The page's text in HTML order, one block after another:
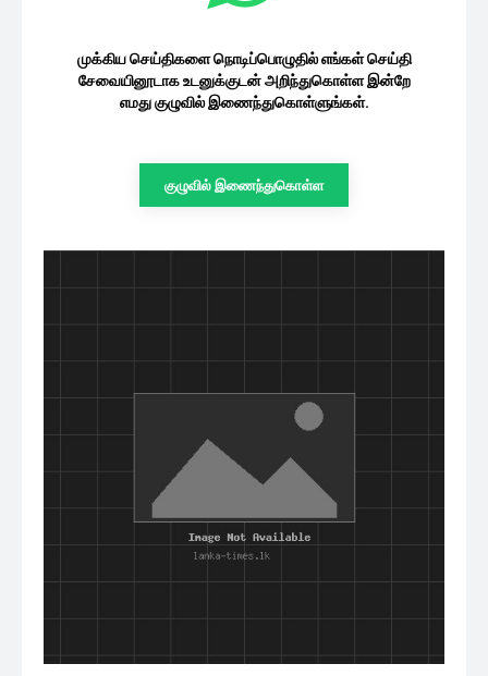
முக்கிய செய்திகளை நொடிப்பொழுதில் எங்கள் செய்தி
சேவையினூடாக உடனுக்குடன் அறிந்துகொள்ள இன்றே
எமது குழுவில் இணைந்துகொள்ளுங்கள்.
குழுவில் இணைந்துகொள்ள